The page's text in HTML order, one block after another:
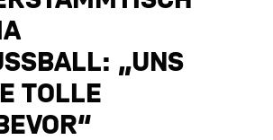
„UNS S
Z